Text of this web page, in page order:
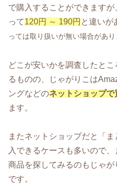
で購入することができます
って120円 ～ 190円 と違いが
っては取り扱いが無い場合があり
どこが安いかを調査したと
るものの、じゃがりこは
ングなどのネットショップ
ます。
またネットショップだと「
入できるケースも多いので
商品を探してみるのもじゃ
です。